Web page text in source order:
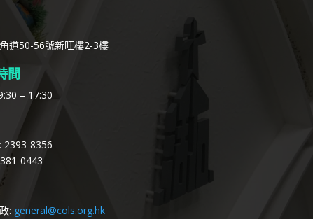
道50-56號新旺樓2-3樓
間
– 17:30
2393-8356
0443
: general@cols.org.hk